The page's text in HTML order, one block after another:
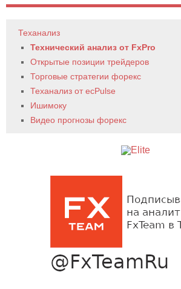
Теханализ
Технический анализ от FxPro
Открытые позиции трейдеров
Торговые стратегии форекс
Теханализ от ecPulse
Ишимоку
Видео прогнозы форекс